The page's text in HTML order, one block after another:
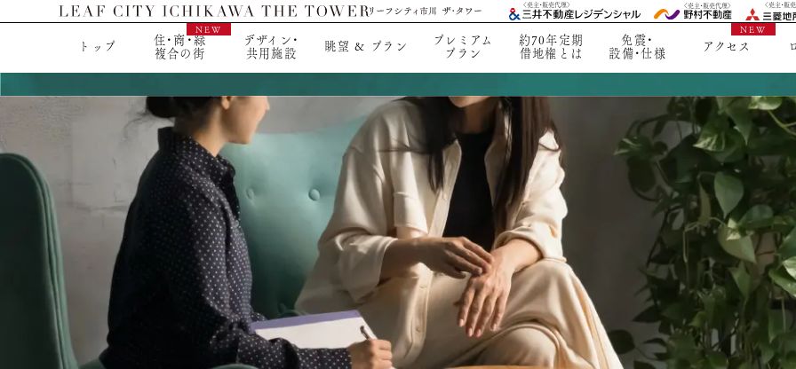
〈売主・販売代理〉 〈売主・販売代理〉 〈売主・販
トップ
住・商・緑
複合の街
デザイン・
共用施設
眺望 & プラン
プレミアム
プラン
約70年定期
借地権とは
免震・
設備・仕様
アクセス